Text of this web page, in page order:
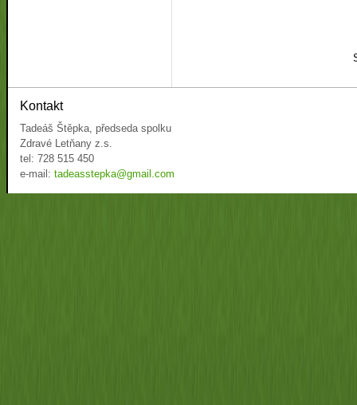
Kontakt
Tadeáš Štěpka, předseda spolku
Zdravé Letňany z.s.
tel: 728 515 450
e-mail: tadeasstepka@gmail.com